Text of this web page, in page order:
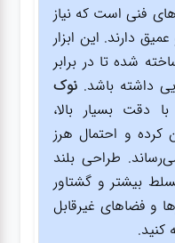
فنی است که نیاز
دارند. این ابزار
شده تا در برابر
داشته باشد. نوک
با دقت بسیار بالا،
کرده و احتمال هرز
طراحی بلند
بیشتر و گشتاور
و فضاهای غیرقابل
کنید.